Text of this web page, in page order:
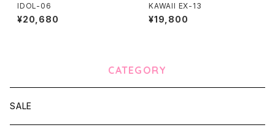
IDOL-06
¥20,680
KAWAII EX-13
¥19,800
CATEGORY
SALE